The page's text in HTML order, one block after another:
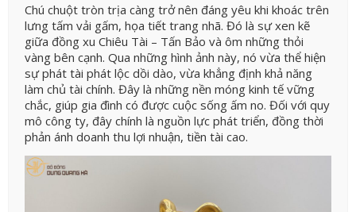
Chú chuột tròn trịa càng trở nên đáng yêu khi khoác trên
lưng tấm vải gấm, họa tiết trang nhã. Đó là sự xen kẽ
giữa đồng xu Chiêu Tài – Tấn Bảo và ôm những thỏi
vàng bên cạnh. Qua những hình ảnh này, nó vừa thể hiện
sự phát tài phát lộc dồi dào, vừa khẳng định khả năng
làm chủ tài chính. Đây là những nền móng kinh tế vững
chắc, giúp gia đình có được cuộc sống ấm no. Đối với quy
mô công ty, đây chính là nguồn lực phát triển, đồng thời
phản ánh doanh thu lợi nhuận, tiền tài cao.